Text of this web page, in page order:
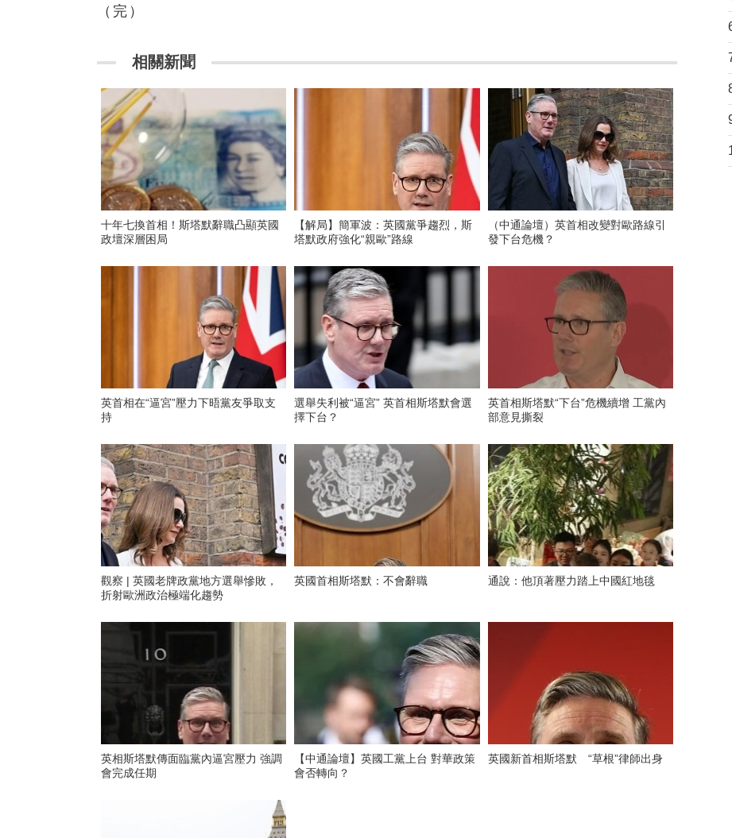
（完）
相關新聞
十年七換首相！斯塔默辭職凸顯英國
政壇深層困局
【解局】簡軍波：英國黨爭趨烈，斯
塔默政府強化“親歐”路線
（中通論壇）英首相改變對歐路線引
發下台危機？
英首相在“逼宮”壓力下晤黨友爭取支
持
選舉失利被“逼宮” 英首相斯塔默會選
擇下台？
英首相斯塔默“下台”危機續增 工黨內
部意見撕裂
觀察 | 英國老牌政黨地方選舉慘敗，
折射歐洲政治極端化趨勢
英國首相斯塔默：不會辭職 通說：他頂著壓力踏上中國紅地毯
英相斯塔默傳面臨黨內逼宮壓力 強調
會完成任期
【中通論壇】英國工黨上台 對華政策
會否轉向？
英國新首相斯塔默 “草根”律師出身